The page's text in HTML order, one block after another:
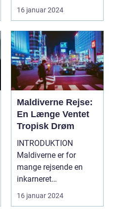
og unikke oplevelser,
s...
16 januar 2024
Maldiverne Rejse:
En Længe Ventet
Tropisk Drøm
INTRODUKTION
Maldiverne er for
mange rejsende en
inkarneret
drømmedestination.
Dette ørige beståend...
16 januar 2024